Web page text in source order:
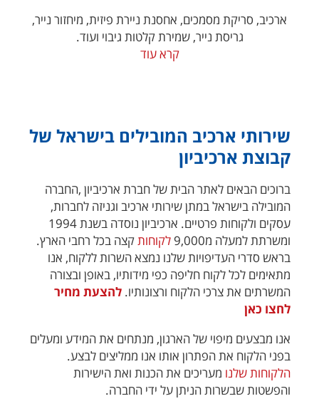
ארכיב, סריקת מסמכים, אחסנת ניירת פיזית, מיחזור נייר,
גריסת נייר, שמירת קלטות גיבוי ועוד.
קרא עוד
שירותי ארכיב המובילים בישראל של
קבוצת ארכיביון
ברוכים הבאים לאתר הבית של חברת ארכיביון ,החברה
המובילה בישראל במתן שירותי ארכיב וגניזה לחברות,
עסקים ולקוחות פרטיים. ארכיביון נוסדה בשנת 1994
ומשרתת למעלה מ9,000
לקוחותקצה בכל רחבי הארץ.
בראש סדרי העדיפויות שלנו נמצא השרות ללקוח, אנו
מתאימים לכל לקוח חליפה כפי מידותיו, באופן ובצורה
המשרתים את צרכי הלקוח ורצונותיו. להצעת מחיר
לחצו כאן
אנו מבצעים מיפוי של הארגון, מנתחים את המידע ומעלים
בפני הלקוח את הפתרון אותו אנו ממליצים לבצע.
הלקוחות שלנו מעריכים את הכנות ואת הישירות
והפשטות שבשרות הניתן על ידי החברה.